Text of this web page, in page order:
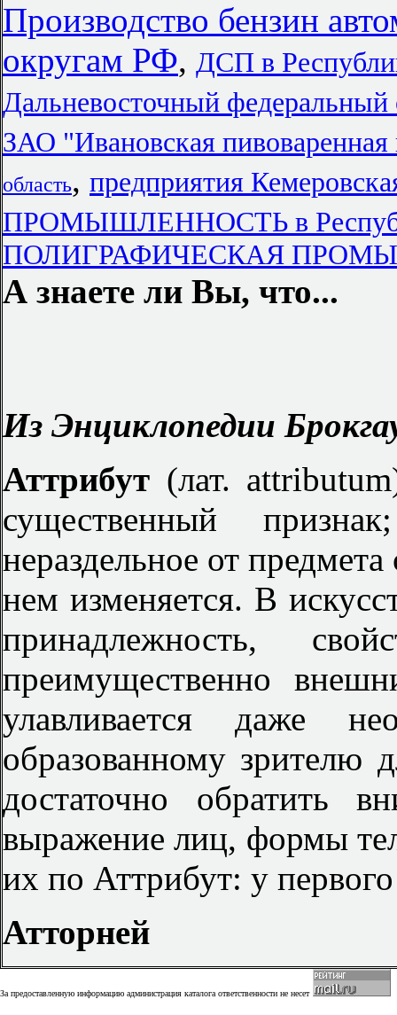
Производство бензин
округам РФ, ДСП в
Дальневосточный федеральный
ЗАО "Ивановская
область, предприятия
ПРОМЫШЛЕННОСТЬ в
ПОЛИГРАФИЧЕСКАЯ
А знаете ли Вы, что...
Из Энциклопедии
Аттрибут (лат.
существенный
нераздельное от
нем изменяется. В
принадлежность,
преимущественно
улавливается даже
образованному зрителю
достаточно обратить
выражение лиц, формы
их по Аттрибут: у
Атторней
За предоставленную информацию администрация каталога ответственности не несет